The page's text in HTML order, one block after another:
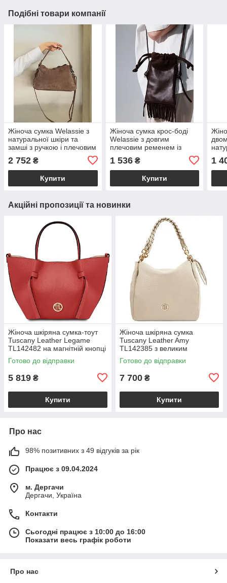
Подібні товари компанії
Жіноча сумка Welassie з
натуральної шкіри та
замші з ручкою і плечовим
2 752 ₴
Купити
Жіноча сумка крос-боді
Welassie з довгим
плечовим ременем із
шоколадна "Рей"
1 536₴
Купити
1
Акційні пропозиції та новинки
Жіноча шкіряна сумка-тоут
Tuscany Leather Legame
TL142482 на магнітній кнопці
з плечовим ременем,
коралова BS2482_1_105
Готово до відправки
5 819 ₴
Купити
Жіноча шкіряна сумка
Tuscany Leather Amy
TL142385 з великим
відділенням і плечовим
ременем, бежева
Готово до відправки
7 700 ₴
Купити
Про нас
98% позитивних з 49 відгуків за рік
Працює з 09.04.2024
м. Дергачи
Дергачи, Україна
Контакти
Сьогодні працює з 10:00 до 16:00
Показати весь графік роботи
Про нас